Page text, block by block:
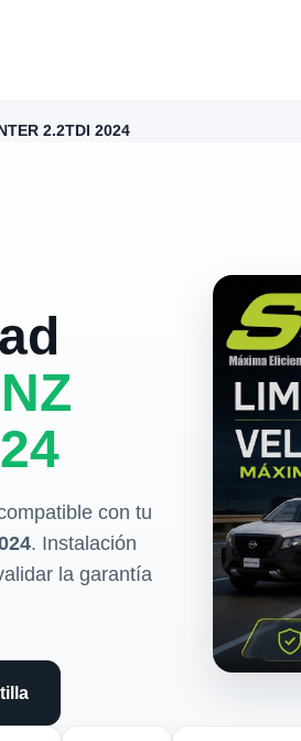
2.2TDI 2024
con tu
. Instalación
la garantía